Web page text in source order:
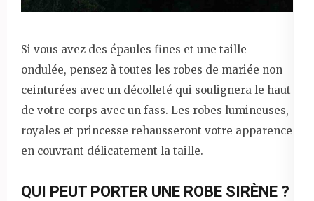
Si vous avez des épaules fines et une taille
ondulée, pensez à toutes les robes de mariée non
ceinturées avec un décolleté qui soulignera le haut
de votre corps avec un fass. Les robes lumineuses,
royales et princesse rehausseront votre apparence
en couvrant délicatement la taille.
QUI PEUT PORTER UNE ROBE SIRÈNE ?